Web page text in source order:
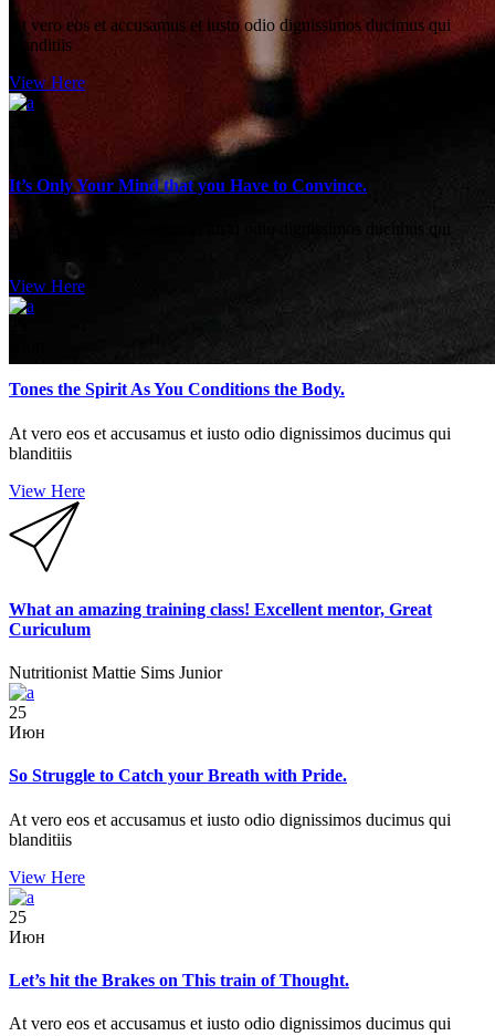
Read the new post
Blog Masonry
At vero eos et accusamus et iusto odio dignissimos ducimus qui
blanditiis
View Here
It’s Only Your Mind that you Have to Convince.
At vero eos et accusamus et iusto odio dignissimos ducimus qui
View Here
Tones the Spirit As You Conditions the Body.
At vero eos et accusamus et iusto odio dignissimos ducimus qui
blanditiis
View Here
What an amazing training class! Excellent mentor, Great
Curiculum
Nutritionist Mattie Sims Junior
25
Июн
So Struggle to Catch your Breath with Pride.
At vero eos et accusamus et iusto odio dignissimos ducimus qui
blanditiis
View Here
25
Июн
Let’s hit the Brakes on This train of Thought.
At vero eos et accusamus et iusto odio dignissimos ducimus qui